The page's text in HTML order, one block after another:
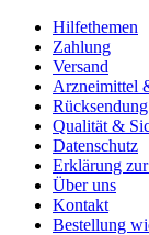
Hilfethemen
Zahlung
Versand
Arzneimittel
Rücksendung
Qualität &
Datenschutz
Erklärung
Über uns
Kontakt
Bestellung